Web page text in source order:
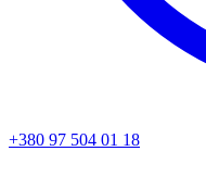
+380 97 504 01 18